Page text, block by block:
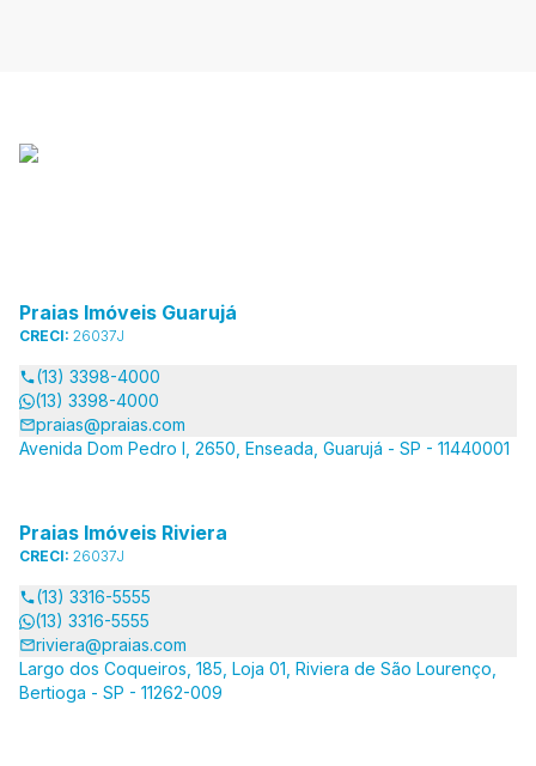
Praias Imóveis Guarujá
CRECI: 26037J
(13) 3398-4000
(13) 3398-4000
praias@praias.com
Avenida Dom Pedro I, 2650, Enseada, Guarujá - SP - 11440001
Praias Imóveis Riviera
CRECI: 26037J
(13) 3316-5555
(13) 3316-5555
riviera@praias.com
Largo dos Coqueiros, 185, Loja 01, Riviera de São Lourenço,
Bertioga - SP - 11262-009